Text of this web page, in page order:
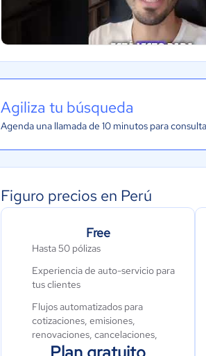
Agiliza tu búsqueda
Agenda una llamada de 10 minutos para
Figuro precios en Perú
Free
Hasta 50 pólizas
Experiencia de auto-servicio para
tus clientes
Flujos automatizados para
cotizaciones, emisiones,
renovaciones, cancelaciones,
modificaciones, cobros y